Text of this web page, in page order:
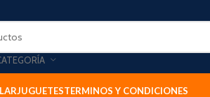
JUGUETESTERMINOS Y CONDICIONES